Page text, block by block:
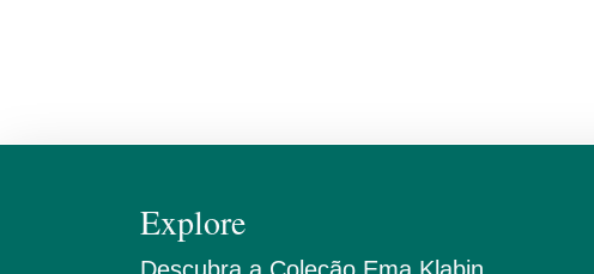
Explore